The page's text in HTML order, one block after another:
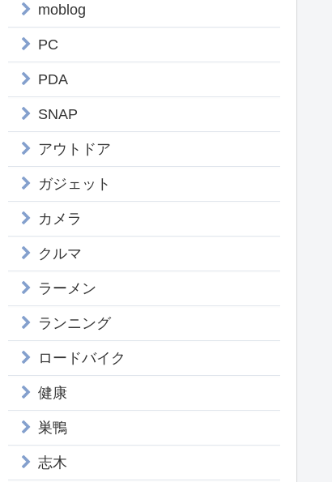
moblog
PC
PDA
SNAP
アウトドア
ガジェット
カメラ
クルマ
ラーメン
ランニング
ロードバイク
健康
巣鴨
志木